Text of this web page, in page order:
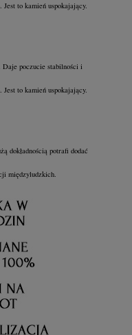
Jest to kamień uspokajający.
poczucie stabilności i
Jest to kamień uspokajający.
dokładnością potrafi dodać
międzyludzkich.